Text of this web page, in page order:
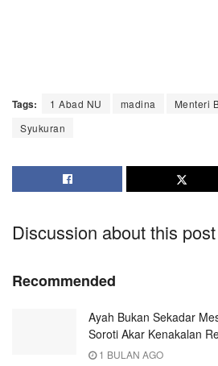
Tags: 1 Abad NU madina Menteri
Syukuran
Discussion about this post
Recommended
Ayah Bukan Sekadar
Soroti Akar Kenakalan
1 BULAN AGO